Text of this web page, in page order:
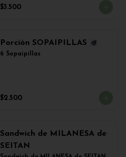
o Falafel.
$3.500
Porción SOPAIPILLAS
6 Sopaipillas
$2.500
Sandwich de MILANESA de
SEITAN